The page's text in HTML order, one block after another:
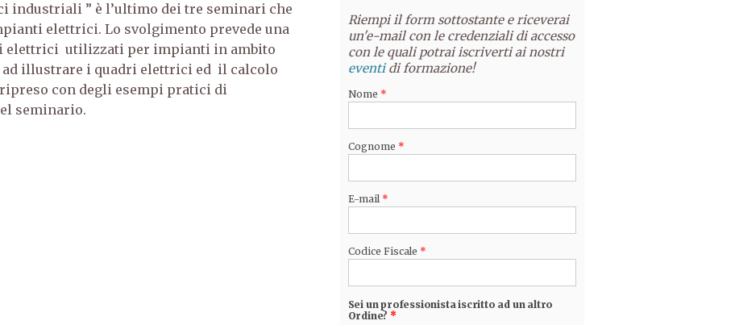
industriali ” è l’ultimo dei tre seminari che
elettrici. Lo svolgimento prevede una
elettrici utilizzati per impianti in ambito
illustrare i quadri elettrici ed il calcolo
con degli esempi pratici di
seminario.
Riempi il form sottostante e riceverai
un'e-mail con le credenziali di accesso
con le quali potrai iscriverti ai nostri
eventidi formazione!
Nome *
Cognome *
E-mail *
Codice Fiscale *
Sei un professionista iscritto ad un altro
Ordine? *